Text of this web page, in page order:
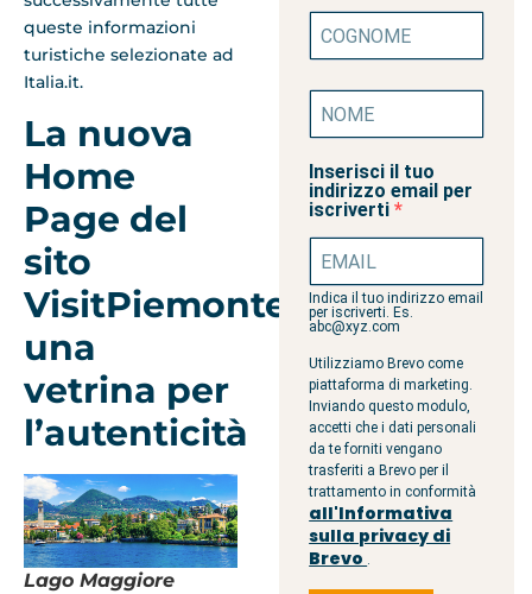
queste informazioni
turistiche selezionate ad
Italia.it.
La nuova
Home
Page del
sito
VisitPiemonte:
una
vetrina per
l’autenticità
Lago Maggiore
Inserisci il tuo
indirizzo email per
iscriverti
Indica il tuo indirizzo email
per iscriverti. Es.
abc@xyz.com
Utilizziamo Brevo come
piattaforma di marketing.
Inviando questo modulo,
accetti che i dati personali
da te forniti vengano
trasferiti a Brevo per il
trattamento in conformità
all'Informativa
sulla privacy di
Brevo .